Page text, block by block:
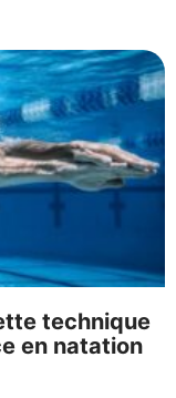
technique
en natation